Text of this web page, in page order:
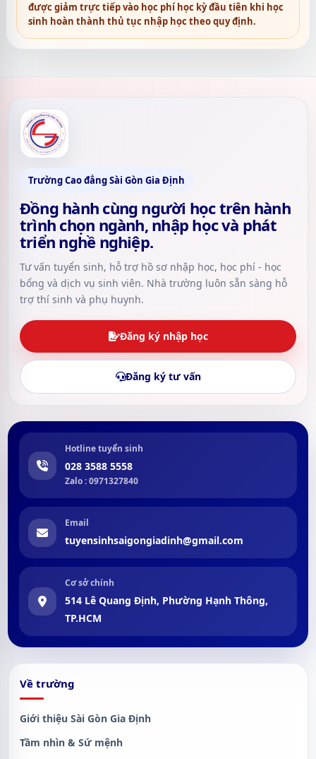
được giảm trực tiếp vào học phí học kỳ đầu tiên khi học
sinh hoàn thành thủ tục nhập học theo quy định.
Trường Cao đẳng Sài Gòn Gia Định
Đồng hành cùng người học trên hành
trình chọn ngành, nhập học và phát
triển nghề nghiệp.
Tư vấn tuyển sinh, hỗ trợ hồ sơ nhập học, học phí - học
bổng và dịch vụ sinh viên. Nhà trường luôn sẵn sàng hỗ
trợ thí sinh và phụ huynh.
Đăng ký nhập học
Đăng ký tư vấn
Hotline tuyển sinh
028 3588 5558
Zalo : 0971327840
Email
tuyensinhsaigongiadinh@gmail.com
Cơ sở chính
514 Lê Quang Định, Phường Hạnh Thông,
TP.HCM
Về trường
Giới thiệu Sài Gòn Gia Định
Tầm nhìn & Sứ mệnh